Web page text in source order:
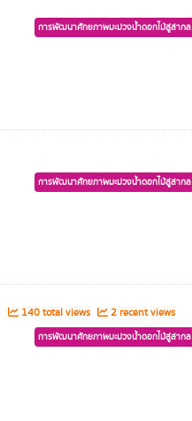
การพัฒนาศักยภาพมะม่วงน้ำดอกไม้สู่สากล
การพัฒนาศักยภาพมะม่วงน้ำดอกไม้สู่สากล
140 total views 2 recent views
การพัฒนาศักยภาพมะม่วงน้ำดอกไม้สู่สากล